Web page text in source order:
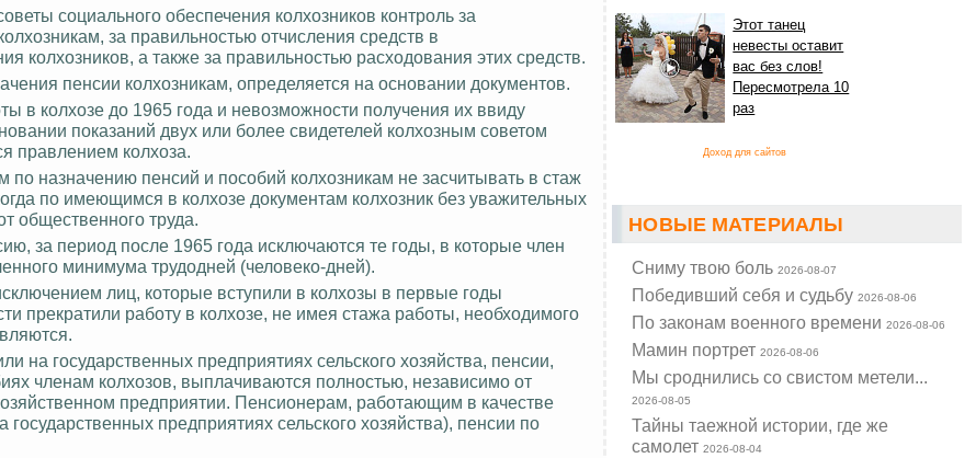
Этот танец
невесты оставит
вас без слов!
Пересмотрела 10
раз
Доход для сайтов
НОВЫЕ МАТЕРИАЛЫ
Cниму твою боль2026-08-07
Победивший себя и судьбу2026-08-06
По законам военного времени2026-08-06
Мамин портрет2026-08-06
Мы сроднились со свистом метели...
2026-08-05
Тайны таежной истории, где же
самолет2026-08-04
социального обеспечения колхозников контроль за
за правильностью отчисления средств в
а также за правильностью расходования этих средств.
пенсии колхозникам, определяется на основании документов.
в колхозе до 1965 года и невозможности получения их ввиду
показаний двух или более свидетелей колхозным советом
правлением колхоза.
назначению пенсий и пособий колхозникам не засчитывать в стаж
по имеющимся в колхозе документам колхозник без уважительных
общественного труда.
за период после 1965 года исключаются те годы, в которые член
минимума трудодней (человеко-дней).
лиц, которые вступили в колхозы в первые годы
прекратили работу в колхозе, не имея стажа работы, необходимого
государственных предприятиях сельского хозяйства, пенсии,
членам колхозов, выплачиваются полностью, независимо от
предприятии. Пенсионерам, работающим в качестве
предприятиях сельского хозяйства), пенсии по